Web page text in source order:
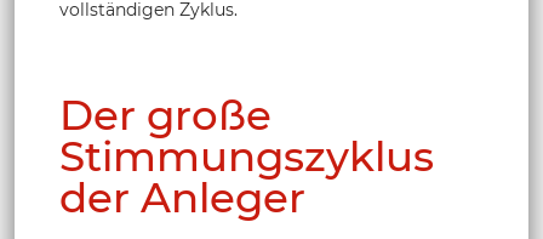
vollständigen Zyklus.
Der große
Stimmungszyklus
der Anleger